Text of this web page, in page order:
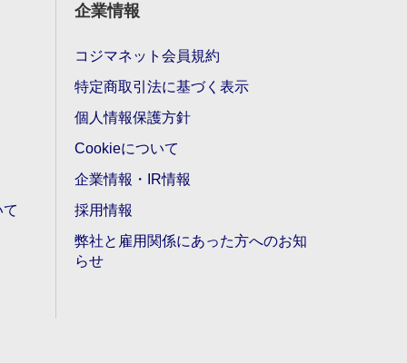
企業情報
コジマネット会員規約
特定商取引法に基づく表示
個人情報保護方針
Cookieについて
企業情報・IR情報
採用情報
弊社と雇用関係にあった方へのお知
らせ